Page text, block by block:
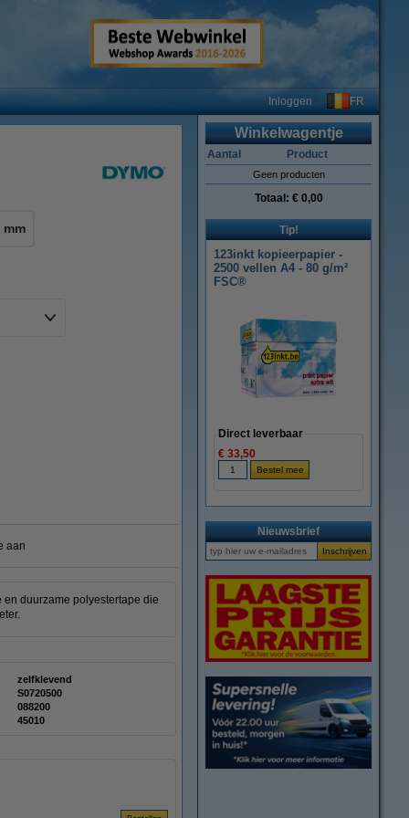
Inloggen FR
mm
aan
duurzame polyestertape die
zelfklevend
S0720500
088200
45010
Winkelwagentje
Aantal Product
Geen producten
Totaal: € 0,00
Tip!
123inkt kopieerpapier -
2500 vellen A4 - 80 g/m²
FSC®
Direct leverbaar
€ 33,50
Nieuwsbrief